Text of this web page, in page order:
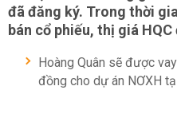
đã đăng ký. Trong thời
bán cổ phiếu, thị giá
Hoàng Quân sẽ được
đồng cho dự án NƠXH